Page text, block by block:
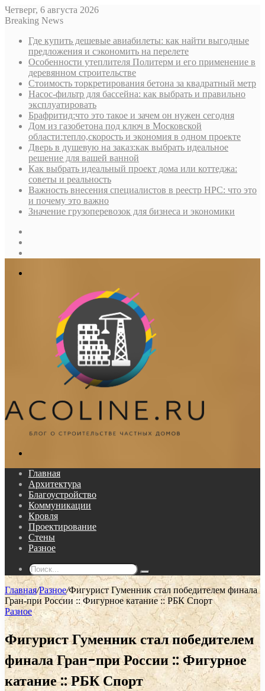
Четверг, 6 августа 2026
Breaking News
Где купить дешевые авиабилеты: как найти выгодные
предложения и сэкономить на перелете
Особенности утеплителя Политерм и его применение в
деревянном строительстве
Стоимость торкретирования бетона за квадратный метр
Насос-фильтр для бассейна: как выбрать и правильно
эксплуатировать
Брафритид:что это такое и зачем он нужен сегодня
Дом из газобетона под ключ в Московской
области:тепло,скорость и экономия в одном проекте
Дверь в душевую на заказ:как выбрать идеальное
решение для вашей ванной
Как выбрать идеальный проект дома или коттеджа:
советы и реальность
Важность внесения специалистов в реестр НРС: что это
и почему это важно
Значение грузоперевозок для бизнеса и экономики
Главная
Архитектура
Благоустройство
Коммуникации
Кровля
Проектирование
Стены
Разное
Поиск...
Главная/Разное/Фигурист Гуменник стал победителем финала
Гран-при России :: Фигурное катание :: РБК Спорт
Разное
Фигурист Гуменник стал победителем
финала Гран-при России :: Фигурное
катание :: РБК Спорт